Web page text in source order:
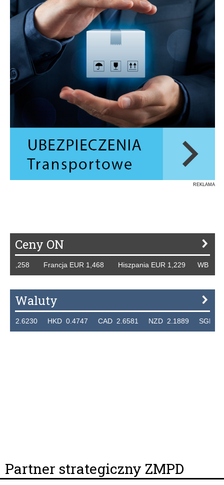
REKLAMA
Ceny ON
Francja EUR 1,468 Hiszpania EUR 1,229 WB GBP
Waluty
HKD 0.4747 CAD 2.6581 NZD 2.1889 SGD
Partner strategiczny ZMPD